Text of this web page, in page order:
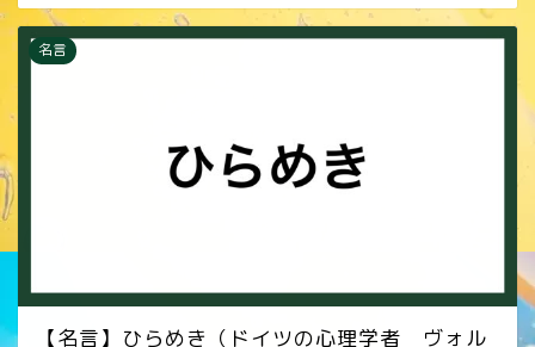
名言
【名言】ひらめき（ドイツの心理学者 ヴォル